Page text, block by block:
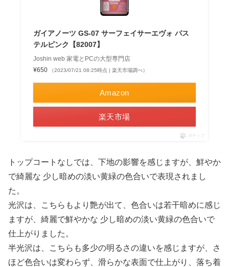
ガイアノーツ GS-07 サーフェイサーエヴォ パス
テルピンク【82007】
Joshin web 家電とPCの大型専門店
¥650
（2023/07/21 08:25時点 | 楽天市場調べ）
Amazon
楽天市場
ポチップ
トップコートなしでは、下地の影響を感じますが、鮮やか
で綺麗な 少し暗めの淡い黄緑の色合いで表現されまし
た。
光沢は、こちらもより艶が出て、色合いは若干暗めに感じ
ますが、綺麗で鮮やかな 少し暗めの淡い黄緑の色合いで
仕上がりました。
半光沢は、こちらも多少の明るさの違いを感じますが、さ
ほど色合いは変わらず、滑らかな表面で仕上がり、落ち着